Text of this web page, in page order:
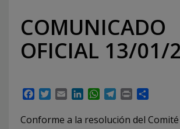
COMUNICADO
OFICIAL 13/01/
Facebook
TwitterEmailLinkedInWhatsApp
Telegram
Print
Conforme a la resolución del Comité